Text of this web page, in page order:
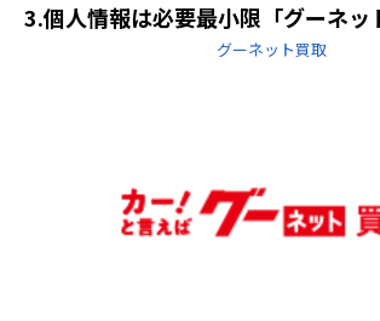
3.個人情報は必要最小限「グーネッ
グーネット買取